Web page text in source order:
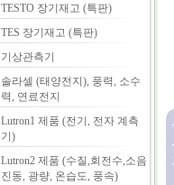
TESTO 장기재고 (특판)
TES 장기재고 (특판)
기상관측기
솔라셀 (태양전지), 풍력, 소수
력, 연료전지
Lutron1 제품 (전기, 전자 계측
기)
Lutron2 제품 (수질,회전수,소음
진동, 광량, 온습도, 풍속)